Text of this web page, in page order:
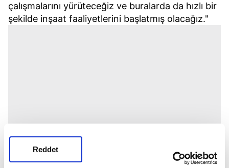
Reddet
çalışmalarını yürüteceğiz ve buralarda da hızlı bir
şekilde inşaat faaliyetlerini başlatmış olacağız."